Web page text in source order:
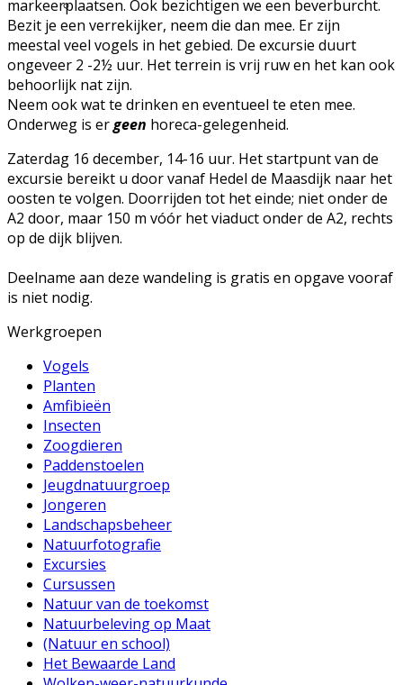
Uw privacy
markeerplaatsen. Ook bezichtigen we een beverburcht.
Bezit je een verrekijker, neem die dan mee. Er zijn
meestal veel vogels in het gebied. De excursie duurt
ongeveer 2 -2½ uur. Het terrein is vrij ruw en het kan ook
behoorlijk nat zijn.
Neem ook wat te drinken en eventueel te eten mee.
Onderweg is ergeen horeca-gelegenheid.
Zaterdag 16 december, 14-16 uur. Het startpunt van de
excursie bereikt u door vanaf Hedel de Maasdijk naar het
oosten te volgen. Doorrijden tot het einde; niet onder de
A2 door, maar 150 m vóór het viaduct onder de A2, rechts
op de dijk blijven.
Deelname aan deze wandeling is gratis en opgave vooraf
is niet nodig.
Werkgroepen
Vogels
Planten
Amfibieën
Insecten
Zoogdieren
Paddenstoelen
Jeugdnatuurgroep
Jongeren
Landschapsbeheer
Natuurfotografie
Excursies
Cursussen
Natuur van de toekomst
Natuurbeleving op Maat
(Natuur en school)
Het Bewaarde Land